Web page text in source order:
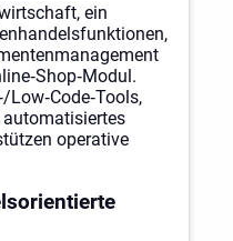
ein
operative